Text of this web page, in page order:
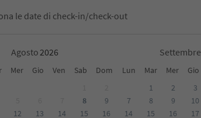
le date di check-in/check-out
Agosto Settembre
Mer Gio Ven Sab Dom Lun Mar Mer Gio
8
9
12 13 14 15
16
1 2 3
7
8 9 10
14
15 16 17
Trattamento Alloggi sostenibili